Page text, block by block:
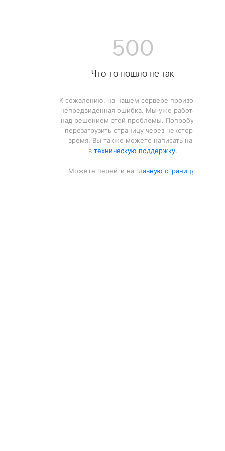
500
Что-то пошло не так
К сожалению, на нашем сервере произошла
непредвиденная ошибка. Мы уже работаем
над решением этой проблемы. Попробуйте
перезагрузить страницу через некоторое
время. Вы также можете написать нам
втехническую поддержку.
Можете перейти на главную страницу.